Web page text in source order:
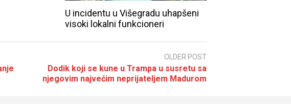
U incidentu u Višegradu uhapšeni
visoki lokalni funkcioneri
OLDER POST
Dodik koji se kune u Trampa u susretu sa
njegovim najvećim neprijateljem Madurom